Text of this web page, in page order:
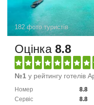
182 фото туристів
Оцінка 8.8
№1 у рейтингу готелів
8.8
Номер
8.8
Сервіс